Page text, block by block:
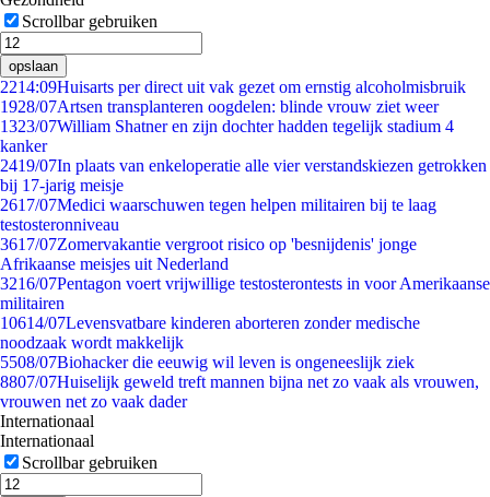
Scrollbar gebruiken
opslaan
2214:09Huisarts per direct uit vak gezet om ernstig alcoholmisbruik
1928/07Artsen transplanteren oogdelen: blinde vrouw ziet weer
1323/07William Shatner en zijn dochter hadden tegelijk stadium 4
kanker
2419/07In plaats van enkeloperatie alle vier verstandskiezen getrokken
bij 17-jarig meisje
2617/07Medici waarschuwen tegen helpen militairen bij te laag
testosteronniveau
3617/07Zomervakantie vergroot risico op 'besnijdenis' jonge
Afrikaanse meisjes uit Nederland
3216/07Pentagon voert vrijwillige testosterontests in voor Amerikaanse
militairen
10614/07Levensvatbare kinderen aborteren zonder medische
noodzaak wordt makkelijk
5508/07Biohacker die eeuwig wil leven is ongeneeslijk ziek
8807/07Huiselijk geweld treft mannen bijna net zo vaak als vrouwen,
vrouwen net zo vaak dader
Internationaal
Internationaal
Scrollbar gebruiken